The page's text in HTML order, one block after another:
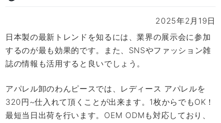
2025年2月19日
日本製の最新トレンドを知るには、業界の展示会に参加
するのが最も効果的です。また、SNSやファッション雑
誌の情報も活用すると良いでしょう。
アパレル卸のわんピースでは、レディース アパレルを
320円~仕入れて頂くことが出来ます。1枚からでもOK！
最短当日出荷を行います。OEM ODMも対応しており、